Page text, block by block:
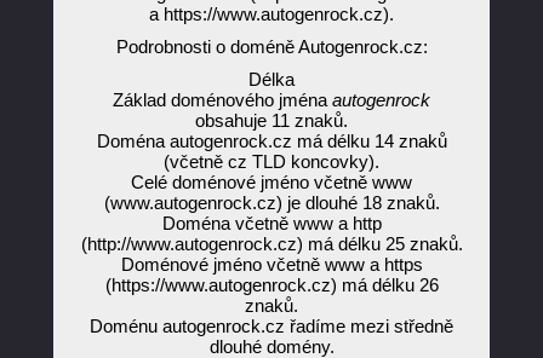
a https://www.autogenrock.cz).
Podrobnosti o doméně Autogenrock.cz:
Délka
Základ doménového jména autogenrock
obsahuje 11 znaků.
Doména autogenrock.cz má délku 14 znaků
(včetně cz TLD koncovky).
Celé doménové jméno včetně www
(www.autogenrock.cz) je dlouhé 18 znaků.
Doména včetně www a http
(http://www.autogenrock.cz) má délku 25 znaků.
Doménové jméno včetně www a https
(https://www.autogenrock.cz) má délku 26
znaků.
Doménu autogenrock.cz řadíme mezi středně
dlouhé domény.